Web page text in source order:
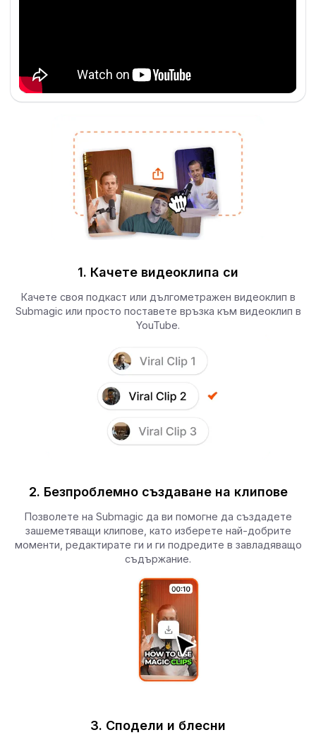
1. Качете видеоклипа си
Качете своя подкаст или дългометражен видеоклип в
Submagic или просто поставете връзка към видеоклип в
YouTube.
2. Безпроблемно създаване на клипове
Позволете на Submagic да ви помогне да създадете
зашеметяващи клипове, като изберете най-добрите
моменти, редактирате ги и ги подредите в завладяващо
съдържание.
3. Сподели и блесни